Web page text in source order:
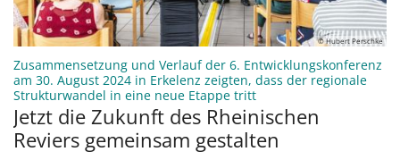
© Hubert Perschke
Zusammensetzung und Verlauf der 6. Entwicklungskonferenz
am 30. August 2024 in Erkelenz zeigten, dass der regionale
Strukturwandel in eine neue Etappe tritt:
Jetzt die Zukunft des Rheinischen
Reviers gemeinsam gestalten